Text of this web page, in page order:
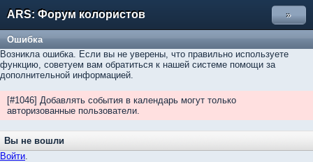
ARS: Форум колористов »
Ошибка
Возникла ошибка. Если вы не уверены, что правильно используете
функцию, советуем вам обратиться к нашей системе помощи за
дополнительной информацией.
[#1046] Добавлять события в календарь могут только
авторизованные пользователи.
Вы не вошли
Войти.